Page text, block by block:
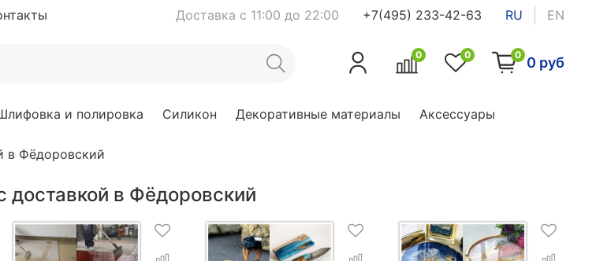
Доставка с 11:00 до 22:00 +7(495) 233-42-63 RU EN
0 0 0 0 руб
и полировка Силикон Декоративные материалы Аксессуары
в Фёдоровский
доставкой в Фёдоровский